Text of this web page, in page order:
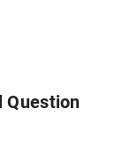
Question